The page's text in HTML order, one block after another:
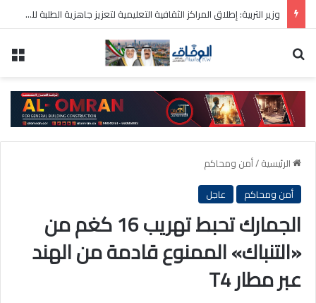
وزير التربية: إطلاق المراكز الثقافية التعليمية لتعزيز جاهزية الطلبة للعام الدراسي المقبل
الرئيسية/أمن ومحاكم
أمن ومحاكم
عاجل
الجمارك تحبط تهريب 16 كغم من
«التنباك» الممنوع قادمة من الهند
عبر مطار T4